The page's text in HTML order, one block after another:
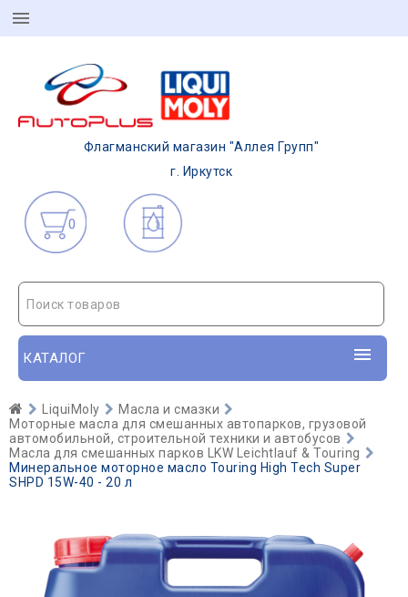
Флагманский магазин "Аллея Групп"
г. Иркутск
0
Поиск товаров
КАТАЛОГ
LiquiMoly
Масла и смазки
Моторные масла для смешанных автопарков, грузовой
автомобильной, строительной техники и автобусов
Масла для смешанных парков LKW Leichtlauf & Touring
Минеральное моторное масло Touring High Tech Super
SHPD 15W-40 - 20 л